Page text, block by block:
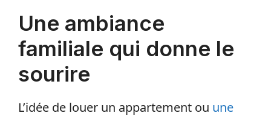
Une ambiance
familiale qui donne le
sourire
L’idée de louer un appartement ou une